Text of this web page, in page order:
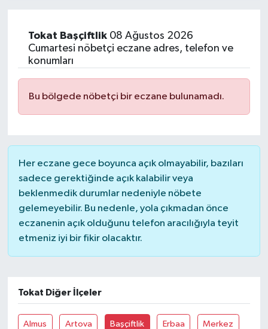
Tokat Başçiftlik08 Ağustos 2026
Cumartesi nöbetçi eczane adres, telefon ve
konumları
Bu bölgede nöbetçi bir eczane bulunamadı.
Her eczane gece boyunca açık olmayabilir, bazıları
sadece gerektiğinde açık kalabilir veya
beklenmedik durumlar nedeniyle nöbete
gelemeyebilir. Bu nedenle, yola çıkmadan önce
eczanenin açık olduğunu telefon aracılığıyla teyit
etmeniz iyi bir fikir olacaktır.
Tokat Diğer İlçeler
Almus Artova Başçiftlik Erbaa Merkez
Haber Arşivi